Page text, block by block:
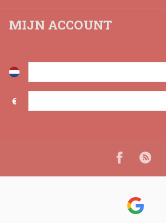
MIJN ACCOUNT
€